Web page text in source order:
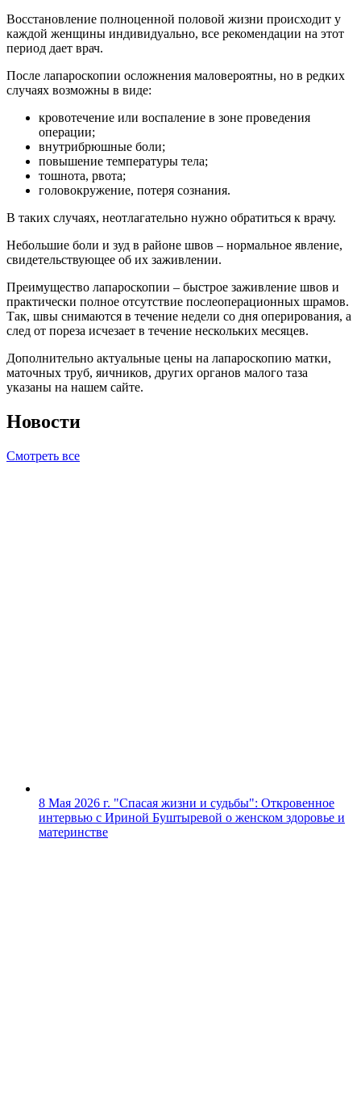
Восстановление полноценной половой жизни происходит у
каждой женщины индивидуально, все рекомендации на этот
период дает врач.
После лапароскопии осложнения маловероятны, но в редких
случаях возможны в виде:
кровотечение или воспаление в зоне проведения
операции;
внутрибрюшные боли;
повышение температуры тела;
тошнота, рвота;
головокружение, потеря сознания.
В таких случаях, неотлагательно нужно обратиться к врачу.
Небольшие боли и зуд в районе швов – нормальное явление,
свидетельствующее об их заживлении.
Преимущество лапароскопии – быстрое заживление швов и
практически полное отсутствие послеоперационных шрамов.
Так, швы снимаются в течение недели со дня оперирования, а
след от пореза исчезает в течение нескольких месяцев.
Дополнительно актуальные цены на лапароскопию матки,
маточных труб, яичников, других органов малого таза
указаны на нашем сайте.
Новости
Смотреть все
8 Мая 2026 г. "Спасая жизни и судьбы": Откровенное
интервью с Ириной Буштыревой о женском здоровье и
материнстве